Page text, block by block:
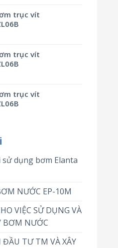
trục vít
trục vít
trục vít
dụng bơm Elanta
NƯỚC EP-10M
VIỆC SỬ DỤNG VÀ
BƠM NƯỚC
TƯ TM VÀ XÂY